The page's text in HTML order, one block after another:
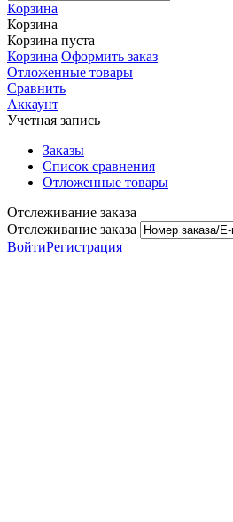
Корзина
Корзина
Корзина пуста
Корзина Оформить заказ
Отложенные товары
Сравнить
Аккаунт
Учетная запись
Заказы
Список сравнения
Отложенные товары
Отслеживание заказа
Отслеживание заказа
ВойтиРегистрация